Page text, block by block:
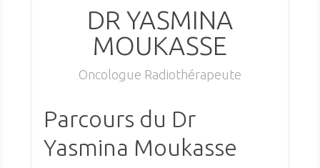
DR YASMINA
MOUKASSE
Oncologue Radiothérapeute
Parcours du Dr
Yasmina Moukasse